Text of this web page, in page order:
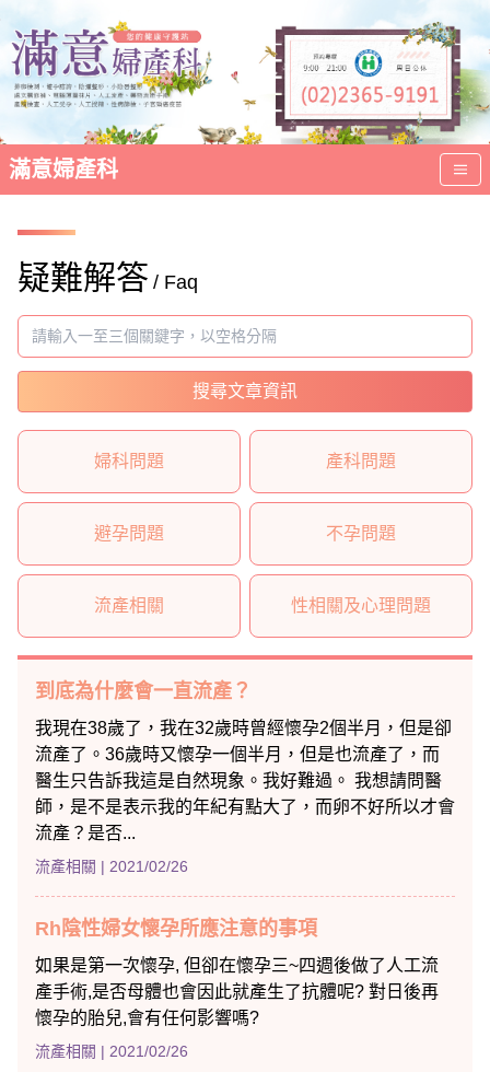
滿意婦產科
疑難解答 / Faq
搜尋文章資訊
婦科問題 產科問題
避孕問題 不孕問題
流產相關 性相關及心理問題
到底為什麼會一直流產？
我現在38歲了，我在32歲時曾經懷孕2個半月，但是卻
流產了。36歲時又懷孕一個半月，但是也流產了，而
醫生只告訴我這是自然現象。我好難過。 我想請問醫
師，是不是表示我的年紀有點大了，而卵不好所以才會
流產？是否...
流產相關 | 2021/02/26
Rh陰性婦女懷孕所應注意的事項
如果是第一次懷孕, 但卻在懷孕三~四週後做了人工流
產手術,是否母體也會因此就產生了抗體呢? 對日後再
懷孕的胎兒,會有任何影響嗎?
流產相關 | 2021/02/26